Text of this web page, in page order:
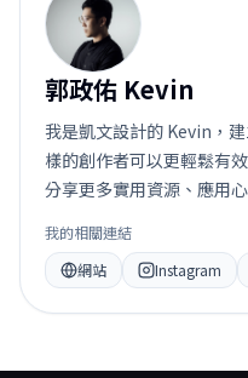
郭
郭政佑 Kevin
我是凱文設計的 Kevin，
樣的創作者可以更輕鬆有
分享更多實用資源、應用
我的相關連結
網站
Instagram